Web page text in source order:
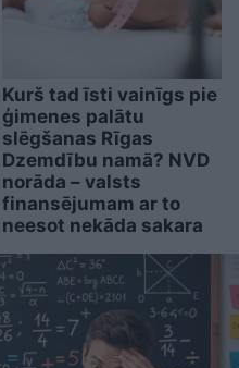
Kurš tad īsti vainīgs pie
ģimenes palātu
slēgšanas Rīgas
Dzemdību namā? NVD
norāda – valsts
finansējumam ar to
neesot nekāda sakara